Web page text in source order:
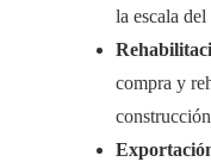
la escala
compra y